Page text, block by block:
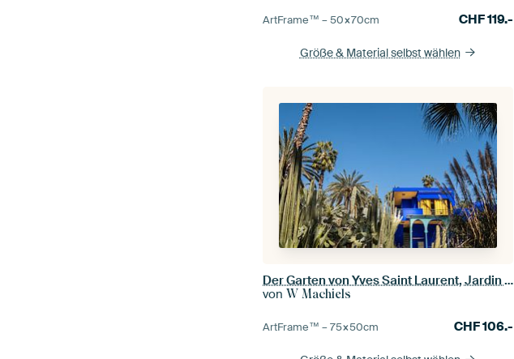
ArtFrame™ –50×70cm CHF119.-
Größe & Material selbst wählen
Der Garten von Yves Saint Laurent, Jardin Majorelle, in Marrakesch, Marokko.
vonW Machiels
ArtFrame™ –75×50cm CHF106.-